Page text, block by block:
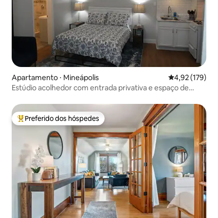
Apartamento ⋅ Mineápolis 4,92 de uma
4,92 (179)
Estúdio acolhedor com entrada privativa e espaço de
Entre os melhores preferidos dos hóspedes
Preferido dos hóspedes